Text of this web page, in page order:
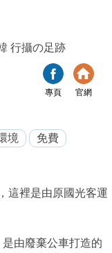
行攝の足跡
專頁 官網
境
免費
這裡是由原國光客運
由廢棄公車打造的